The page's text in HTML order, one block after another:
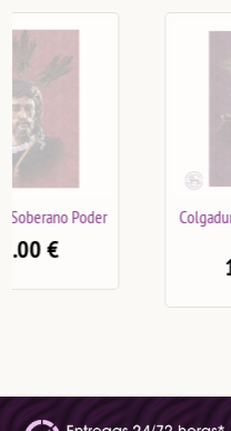
Colgaduras Jesús Nazareno